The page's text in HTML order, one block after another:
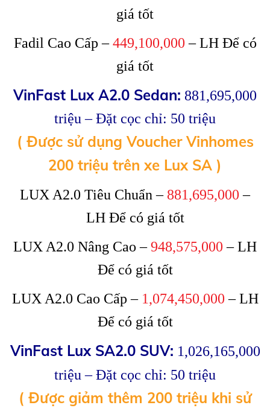
giá tốt
Fadil Cao Cấp –449,100,000 – LH Để có
giá tốt
VinFast Lux A2.0 Sedan: 881,695,000
triệu – Đặt cọc chỉ: 50 triệu
( Được sử dụng Voucher Vinhomes
200 triệu trên xe Lux SA )
LUX A2.0 Tiêu Chuẩn –881,695,000 –
LH Để có giá tốt
LUX A2.0 Nâng Cao –948,575,000 – LH
Để có giá tốt
LUX A2.0 Cao Cấp –1,074,450,000 – LH
Để có giá tốt
VinFast Lux SA2.0 SUV: 1,026,165,000
triệu – Đặt cọc chỉ: 50 triệu
( Được giảm thêm 200 triệu khi sử